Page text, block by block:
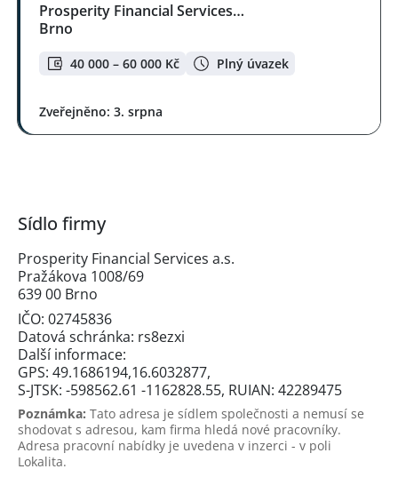
Prosperity Financial Services…
Brno
40 000 – 60 000 Kč Plný úvazek
Zveřejněno: 3. srpna
Sídlo firmy
Prosperity Financial Services a.s.
Pražákova 1008/69
639 00 Brno
IČO: 02745836
Datová schránka: rs8ezxi
Další informace:
GPS: 49.1686194,16.6032877,
S-JTSK: -598562.61 -1162828.55, RUIAN: 42289475
Poznámka: Tato adresa je sídlem společnosti a nemusí se
shodovat s adresou, kam firma hledá nové pracovníky.
Adresa pracovní nabídky je uvedena v inzerci - v poli
Lokalita.